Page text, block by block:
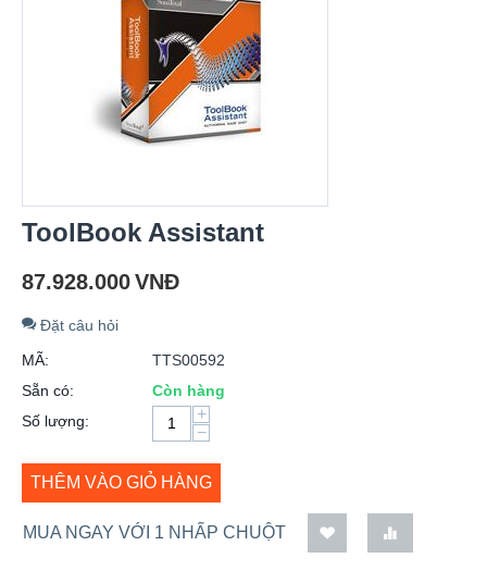
ToolBook Assistant
87.928.000VNĐ
Đặt câu hỏi
MÃ:
TTS00592
Sẵn có:
Còn hàng
Số lượng:
+
−
THÊM VÀO GIỎ HÀNG
MUA NGAY VỚI 1 NHẤP CHUỘT